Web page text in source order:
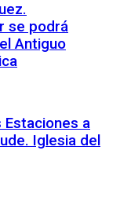
se podrá
Antiguo
Estaciones a
Iglesia del